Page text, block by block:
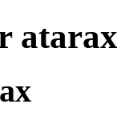
atarax